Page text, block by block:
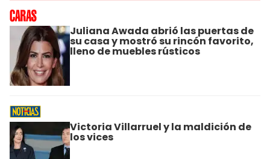
Juliana Awada abrió las puertas de
su casa y mostró su rincón favorito,
lleno de muebles rústicos
Victoria Villarruel y la maldición de
los vices